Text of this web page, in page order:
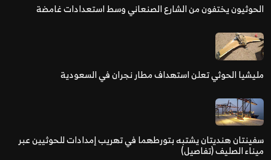
الحوثيون يختفون من الشارع الصنعاني وسط استعدادات غامضة
مليشيا الحوثي تعلن استهداف مطار نجران في السعودية
سفينتان هنديتان يشتبه بتورطهما في تهريب إمدادات للحوثيين عبر
ميناء الصليف (تفاصيل)